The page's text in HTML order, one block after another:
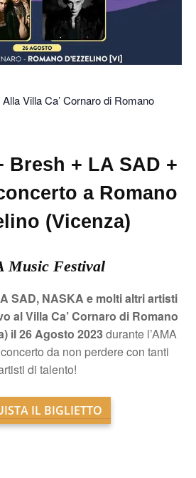
Villa Ca’ Cornaro di Romano
Bresh + LA SAD +
a Romano
(Vicenza)
Music Festival
SAD, NASKA e molti altri artisti
al Villa Ca’ Cornaro di Romano
il 26 Agosto 2023durante l’AMA
da non perdere con tanti
di talento!
IL BIGLIETTO